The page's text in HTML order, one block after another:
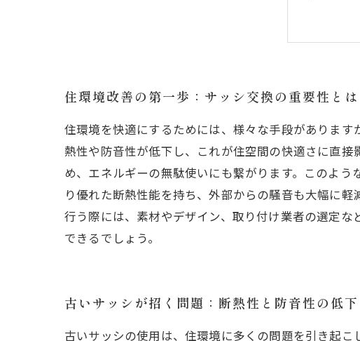
施
サッ
サッ
住環境改善の第一歩：サッシ交換の重要性とは
住環境を快適にするためには、様々な手段がありま
熱性や防音性が低下し、これが住空間の快適さに直
め、エネルギーの無駄使いにも繋がります。このよ
り優れた断熱性能を持ち、外部からの騒音も大幅に
行う際には、素材やデザイン、取り付け業者の選定
できるでしょう。
古いサッシが招く問題：断熱性と防音性の低下
古いサッシの使用は、住環境に多くの問題を引き起